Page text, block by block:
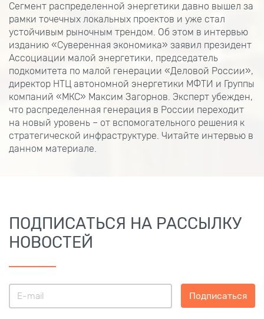
Сегмент распределенной энергетики давно вышел за
рамки точечных локальных проектов и уже стал
устойчивым рыночным трендом. Об этом в интервью
изданию «Суверенная экономика» заявил президент
Ассоциации малой энергетики, председатель
подкомитета по малой генерации «Деловой России»,
директор НТЦ автономной энергетики МФТИ и Группы
компаний «МКС» Максим Загорнов. Эксперт убежден,
что распределенная генерация в России переходит
на новый уровень – от вспомогательного решения к
стратегической инфраструктуре. Читайте интервью в
данном материале.
ПОДПИСАТЬСЯ НА РАССЫЛКУ
НОВОСТЕЙ
Подписаться